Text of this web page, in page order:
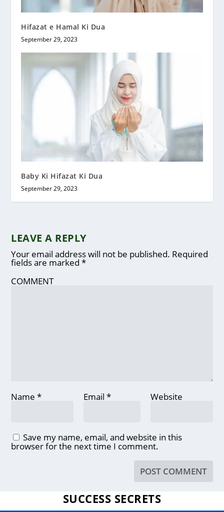
Hifazat e Hamal Ki Dua
September 29, 2023
Baby Ki Hifazat Ki Dua
September 29, 2023
LEAVE A REPLY
Your email address will not be published. Required
fields are marked*
COMMENT
Name* Email * Website
Save my name, email, and website in this
browser for the next time I comment.
SUCCESS SECRETS